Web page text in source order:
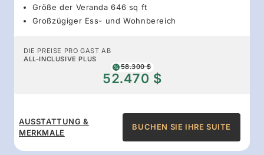
Größe der Veranda 646 sq ft
Großzügiger Ess- und Wohnbereich
DIE PREISE PRO GAST AB
ALL-INCLUSIVE PLUS
58.300 $
52.470 $
AUSSTATTUNG &
MERKMALE
BUCHEN SIE IHRE SUITE